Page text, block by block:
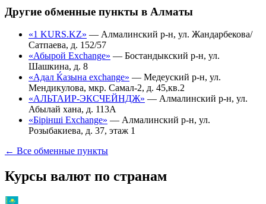
Другие обменные пункты в Алматы
«1 KURS.KZ» — Алмалинский р-н, ул. Жандарбекова/
Сатпаева, д. 152/57
«Абырой Exchange» — Бостандыкский р-н, ул.
Шашкина, д. 8
«Адал Ќазына exchange» — Медеуский р-н, ул.
Мендикулова, мкр. Самал-2, д. 45,кв.2
«АЛЬТАИР-ЭКСЧЕЙНДЖ» — Алмалинский р-н, ул.
Абылай хана, д. 113А
«Бірінші Exchange» — Алмалинский р-н, ул.
Розыбакиева, д. 37, этаж 1
← Все обменные пункты
Курсы валют по странам